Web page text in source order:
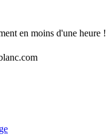
en moins d'une heure !